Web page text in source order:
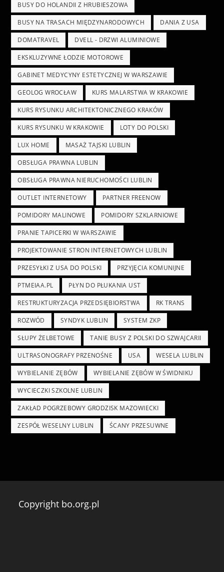
BUSY DO HOLANDII Z HRUBIESZOWA
BUSY NA TRASACH MIĘDZYNARODOWYCH DANIA Z USA
DOMATRAVEL DVELL - DRZWI ALUMINIOWE
EKSKLUZYWNE ŁODZIE MOTOROWE
GABINET MEDYCYNY ESTETYCZNEJ W WARSZAWIE
GEOLOG WROCŁAW KURS MALARSTWA W KRAKOWIE
KURS RYSUNKU ARCHITEKTONICZNEGO KRAKÓW
KURS RYSUNKU W KRAKOWIE LOTY DO POLSKI
LUX HOME MASAŻ TAJSKI LUBLIN
OBSŁUGA PRAWNA LUBLIN
OBSŁUGA PRAWNA NIERUCHOMOŚCI LUBLIN
OUTLET INTERNETOWY PARTNER FREENOW
POMIDORY MALINOWE POMIDORY SZKLARNIOWE
PRANIE TAPICERKI W WARSZAWIE
PROJEKTOWANIE STRON INTERNETOWYCH LUBLIN
PRZESYŁKI Z USA DO POLSKI PRZYJĘCIA KOMUNIJNE
PTMEIAA.PL PŁYN DO PŁUKANIA UST
RESTRUKTURYZACJA PRZEDSIĘBIORSTWA RK TRANS
ROZWÓD SYNDYK LUBLIN SYSTEM ZKP
SŁUPY ŻELBETOWE TANIE BUSY Z POLSKI DO SZWAJCARII
ULTRASONOGRAFY PRZENOŚNE USA WESELA LUBLIN
WYBIELANIE ZĘBÓW WYBIELANIE ZĘBÓW W ŚWIDNIKU
WYCIECZKI SZKOLNE LUBLIN
ZAKŁAD POGRZEBOWY GRODZISK MAZOWIECKI
ZESPÓŁ WESELNY LUBLIN ŚCANY PRZESUWNE
Copyright bo.org.pl